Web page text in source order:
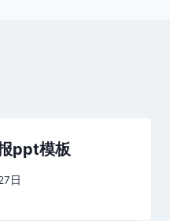
ppt模板
日